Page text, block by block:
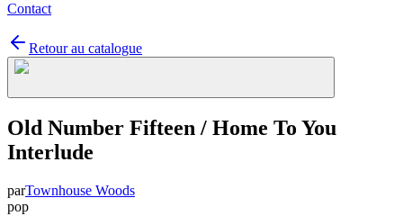
Contact
Retour au catalogue
Old Number Fifteen / Home To You
Interlude
parTownhouse Woods
pop